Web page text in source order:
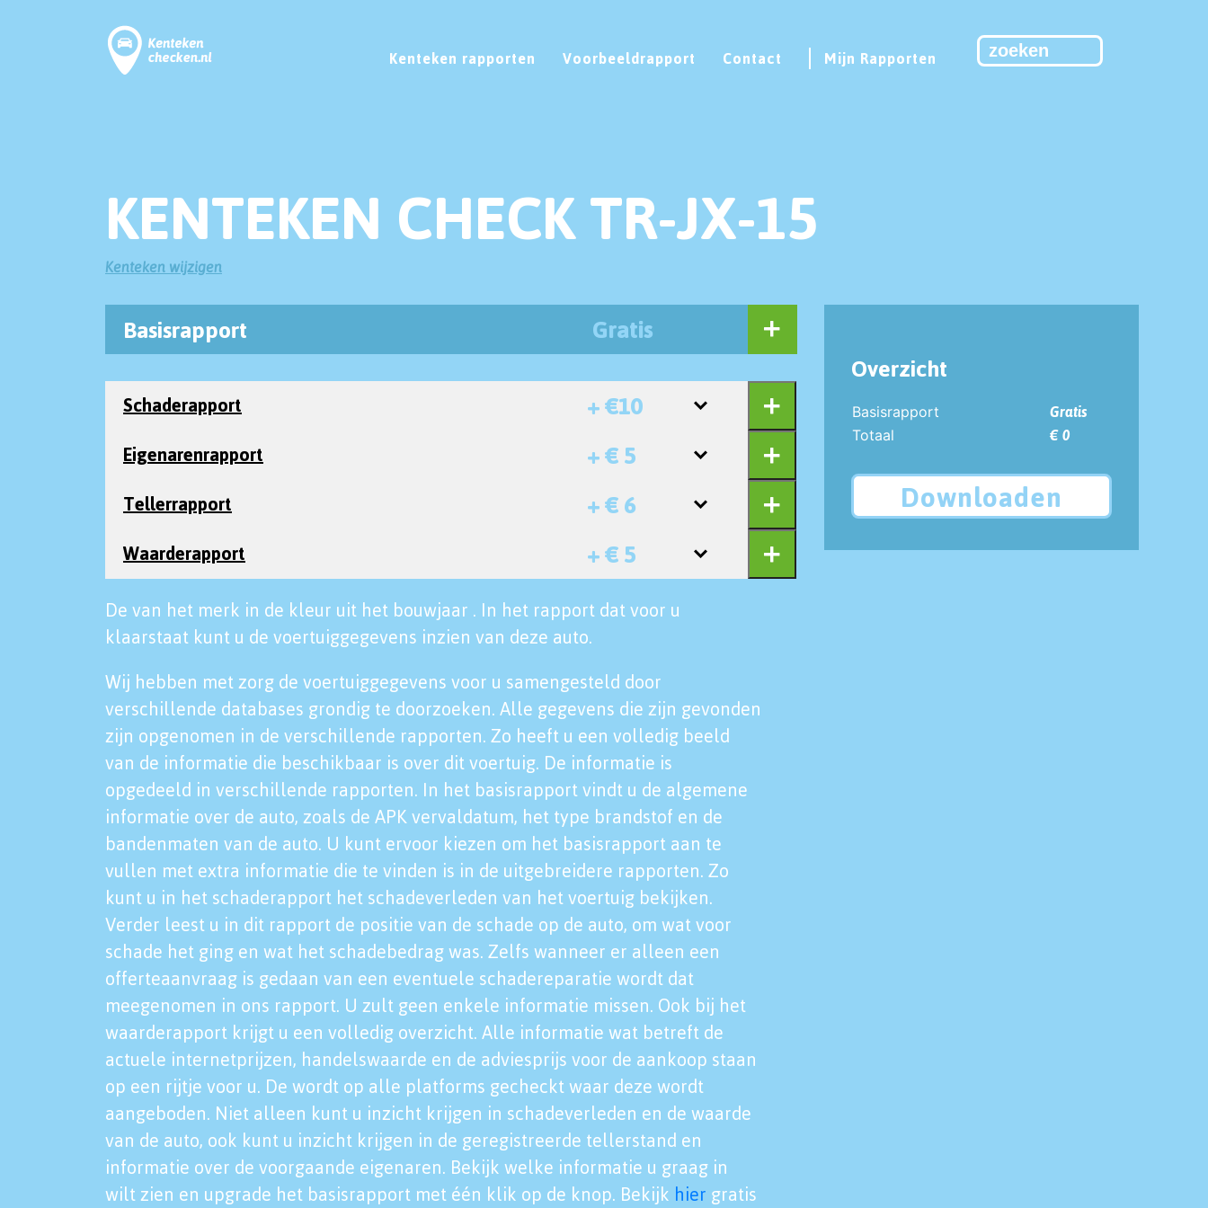
Kenteken rapporten Voorbeeldrapport Contact Mijn Rapporten
KENTEKEN CHECK TR-JX-15
Kenteken wijzigen
Basisrapport Gratis
Schaderapport + €10
Eigenarenrapport + € 5
Tellerrapport + € 6
Waarderapport + € 5
De van het merk in de kleur uit het bouwjaar . In het rapport dat voor u
klaarstaat kunt u de voertuiggegevens inzien van deze auto.
Wij hebben met zorg de voertuiggegevens voor u samengesteld door
verschillende databases grondig te doorzoeken. Alle gegevens die zijn gevonden
zijn opgenomen in de verschillende rapporten. Zo heeft u een volledig beeld
van de informatie die beschikbaar is over dit voertuig. De informatie is
opgedeeld in verschillende rapporten. In het basisrapport vindt u de algemene
informatie over de auto, zoals de APK vervaldatum, het type brandstof en de
bandenmaten van de auto. U kunt ervoor kiezen om het basisrapport aan te
vullen met extra informatie die te vinden is in de uitgebreidere rapporten. Zo
kunt u in het schaderapport het schadeverleden van het voertuig bekijken.
Verder leest u in dit rapport de positie van de schade op de auto, om wat voor
schade het ging en wat het schadebedrag was. Zelfs wanneer er alleen een
offerteaanvraag is gedaan van een eventuele schadereparatie wordt dat
meegenomen in ons rapport. U zult geen enkele informatie missen. Ook bij het
waarderapport krijgt u een volledig overzicht. Alle informatie wat betreft de
actuele internetprijzen, handelswaarde en de adviesprijs voor de aankoop staan
op een rijtje voor u. De wordt op alle platforms gecheckt waar deze wordt
aangeboden. Niet alleen kunt u inzicht krijgen in schadeverleden en de waarde
van de auto, ook kunt u inzicht krijgen in de geregistreerde tellerstand en
informatie over de voorgaande eigenaren. Bekijk welke informatie u graag in
wilt zien en upgrade het basisrapport met één klik op de knop. Bekijk hier gratis
Overzicht
Basisrapport
Gratis
Totaal
€ 0
Downloaden